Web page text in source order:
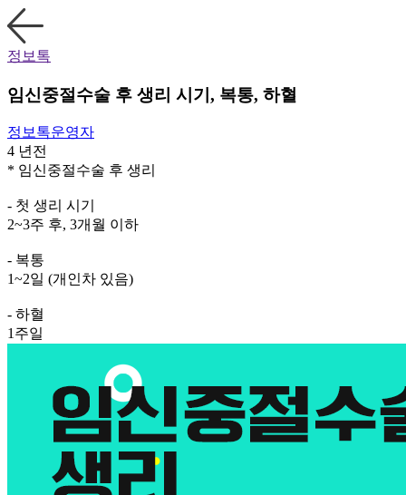
정보톡
임신중절수술 후 생리 시기, 복통, 하혈
정보톡운영자
4 년전
* 임신중절수술 후 생리
- 첫 생리 시기
2~3주 후, 3개월 이하
- 복통
1~2일 (개인차 있음)
- 하혈
1주일